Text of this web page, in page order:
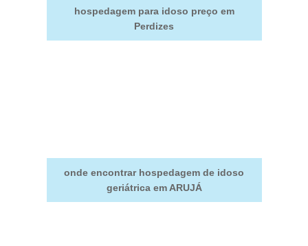
hospedagem para idoso preço em
Perdizes
onde encontrar hospedagem de idoso
geriátrica em ARUJÁ